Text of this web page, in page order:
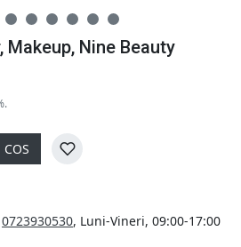
Nine Beauty
0723930530, Luni-Vineri, 09:00-17:00